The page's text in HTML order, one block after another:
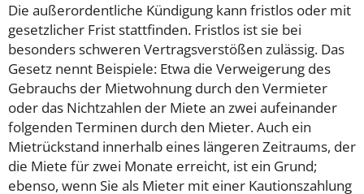
Die außerordentliche Kündigung kann fristlos oder mit
gesetzlicher Frist stattfinden. Fristlos ist sie bei
besonders schweren Vertragsverstößen zulässig. Das
Gesetz nennt Beispiele: Etwa die Verweigerung des
Gebrauchs der Mietwohnung durch den Vermieter
oder das Nichtzahlen der Miete an zwei aufeinander
folgenden Terminen durch den Mieter. Auch ein
Mietrückstand innerhalb eines längeren Zeitraums, der
die Miete für zwei Monate erreicht, ist ein Grund;
ebenso, wenn Sie als Mieter mit einer Kautionszahlung